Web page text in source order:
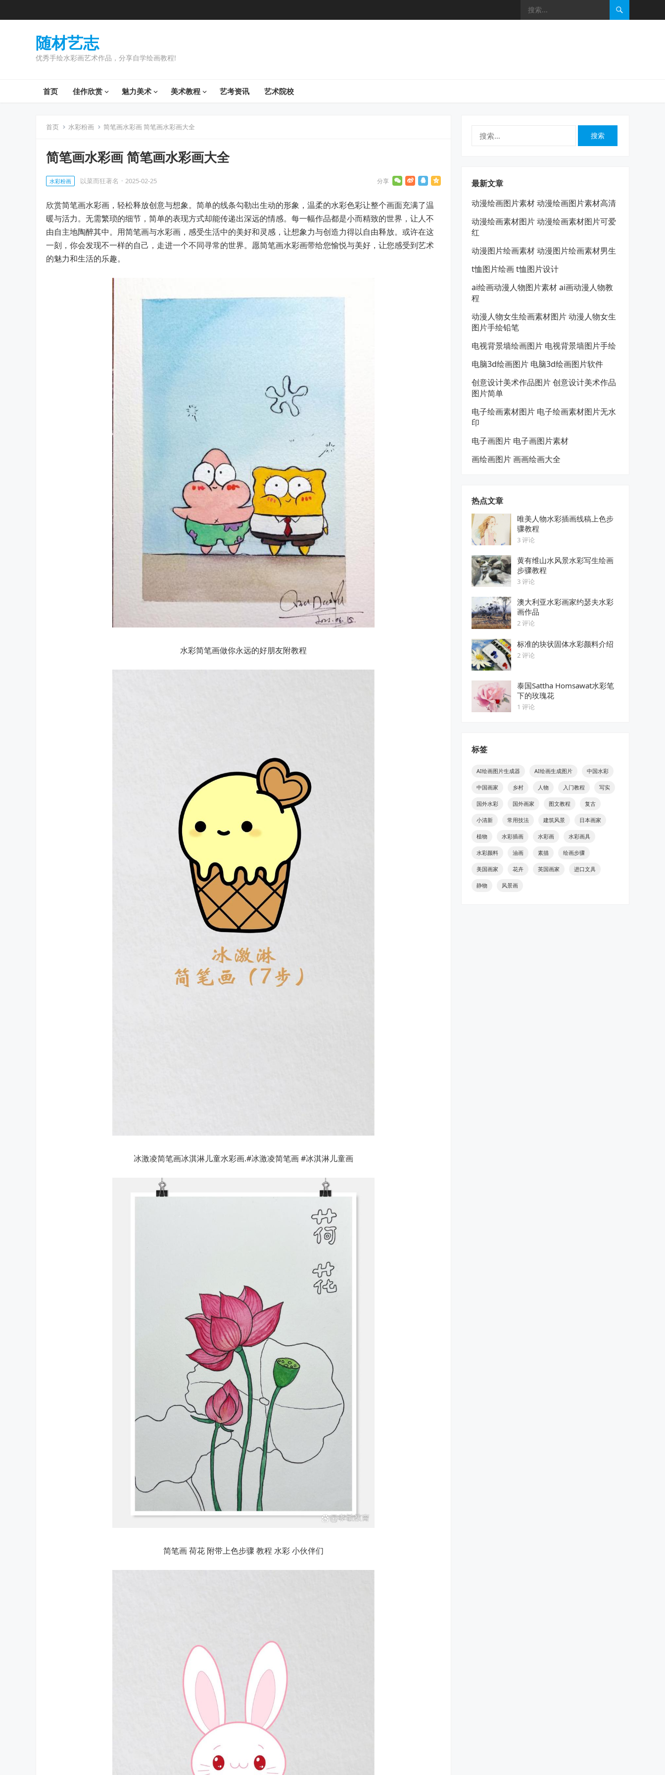
随材艺志
优秀手绘水彩画艺术作品，分享自学绘画教程!
首页 佳作欣赏 魅力美术 美术教程 艺考资讯 艺术院校
首页 水彩粉画 简笔画水彩画 简笔画水彩画大全
简笔画水彩画 简笔画水彩画大全
水彩粉画 以菜而狂著名 · 2025-02-25
欣赏简笔画水彩画，轻松释放创意与想象。简单的线条勾勒出生动的形象，温柔的水彩色彩让整个画面充满了温
暖与活力。无需繁琐的细节，简单的表现方式却能传递出深远的情感。每一幅作品都是小而精致的世界，让人不
由自主地陶醉其中。用简笔画与水彩画，感受生活中的美好和灵感，让想象力与创造力得以自由释放。或许在这
一刻，你会发现不一样的自己，走进一个不同寻常的世界。愿简笔画水彩画带给您愉悦与美好，让您感受到艺术
的魅力和生活的乐趣。
水彩简笔画做你永远的好朋友附教程
冰激凌简笔画冰淇淋儿童水彩画.#冰激凌简笔画 #冰淇淋儿童画
简笔画 荷花 附带上色步骤 教程 水彩 小伙伴们
最新文章
动漫绘画图片素材 动漫绘画图片素材高清
动漫绘画素材图片 动漫绘画素材图片可爱
红
动漫图片绘画素材 动漫图片绘画素材男生
t恤图片绘画 t恤图片设计
ai绘画动漫人物图片素材 ai画动漫人物教
程
动漫人物女生绘画素材图片 动漫人物女生
图片手绘铅笔
电视背景墙绘画图片 电视背景墙图片手绘
电脑3d绘画图片 电脑3d绘画图片软件
创意设计美术作品图片 创意设计美术作品
图片简单
电子绘画素材图片 电子绘画素材图片无水
印
电子画图片 电子画图片素材
画绘画图片 画画绘画大全
热点文章
唯美人物水彩插画线稿上色步
骤教程
3 评论
黄有维山水风景水彩写生绘画
步骤教程
3 评论
澳大利亚水彩画家约瑟夫水彩
画作品
2 评论
标准的块状固体水彩颜料介绍
2 评论
泰国Sattha Homsawat水彩笔
下的玫瑰花
1 评论
标签
AI绘画图片生成器 AI绘画生成图片 中国水彩
中国画家 乡村 人物 入门教程 写实
国外水彩 国外画家 图文教程 复古
小清新 常用技法 建筑风景 日本画家
植物 水彩插画 水彩画 水彩画具
水彩颜料 油画 素描 绘画步骤
美国画家 花卉 英国画家 进口文具
静物 风景画